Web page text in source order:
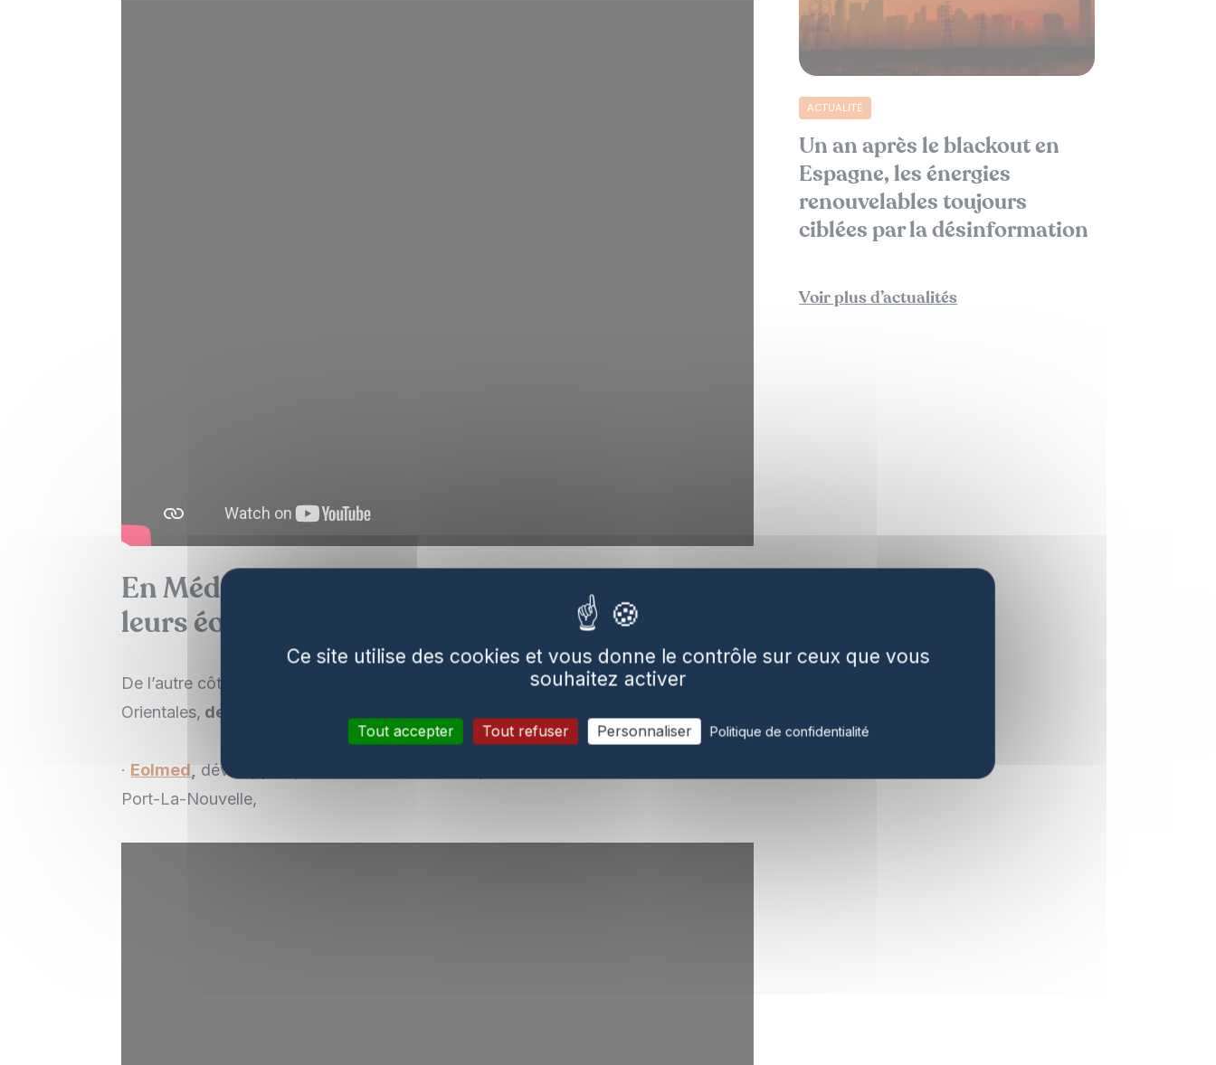
En Méditerranée, Eolmed et EFGL raccordent
leurs éoliennes flottantes
De l’autre côté de l’Hexagone, au large des côtes de l’Aude et des Pyrénées-
Orientales, deux fermes pilotes
· Eolmed
développée par un consortium mené par Qair, à 18 km de Gruissan et
Port-La-Nouvelle,
ACTUALITÉ
Un an après le blackout en
Espagne, les énergies
renouvelables toujours
ciblées par la désinformation
Voir plus d’actualités
Ce site utilise des cookies et vous donne le contrôle sur ceux que vous
souhaitez activer
Tout accepter Tout refuser Personnaliser Politique de confidentialité